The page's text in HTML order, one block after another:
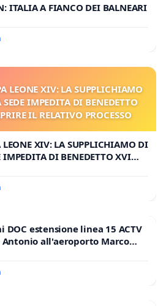
ITALIA A FIANCO DEI BALNEARI
LEONE XIV: LA SUPPLICHIAMO
IMPEDITA DI BENEDETTO
IL RELATIVO PROCESSO
LEONE XIV: LA SUPPLICHIAMO DI
IMPEDITA DI BENEDETTO XVI
PROCESSO
estensione linea 15 ACTV
Antonio all'aeroporto Marco